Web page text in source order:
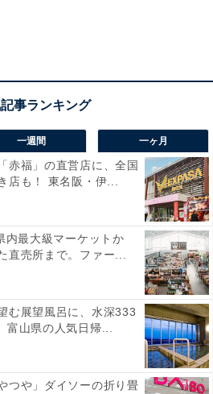
一週間 一ヶ月
赤福」の直営店に、全国
店も！ 東名阪・伊...
内最大級マーケットか
直売所まで。ファー...
む展望風呂に、水深333
富山県の人気日帰...
つや」ダイソーの折り畳